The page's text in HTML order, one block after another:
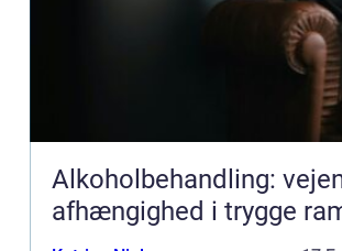
Alkoholbehandling:
afhængighed i trygge